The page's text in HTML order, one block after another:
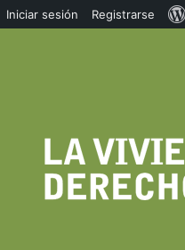
Iniciar sesión Registrarse